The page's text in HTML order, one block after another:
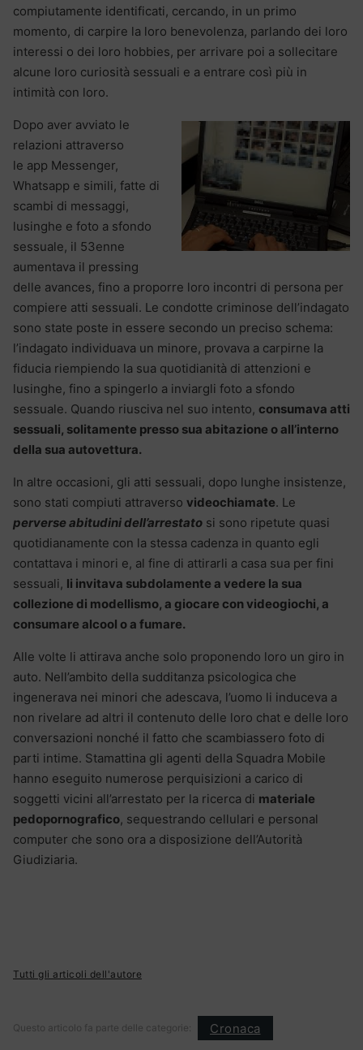
compiutamente identificati, cercando, in un primo
momento, di carpire la loro benevolenza, parlando dei loro
interessi o dei loro hobbies, per arrivare poi a sollecitare
alcune loro curiosità sessuali e a entrare così più in
intimità con loro.
Dopo aver avviato le
relazioni attraverso
le app Messenger,
Whatsapp e simili, fatte di
scambi di messaggi,
lusinghe e foto a sfondo
sessuale, il 53enne
aumentava il pressing
delle avances, fino a proporre loro incontri di persona per
compiere atti sessuali. Le condotte criminose dell’indagato
sono state poste in essere secondo un preciso schema:
l’indagato individuava un minore, provava a carpirne la
fiducia riempiendo la sua quotidianità di attenzioni e
lusinghe, fino a spingerlo a inviargli foto a sfondo
sessuale. Quando riusciva nel suo intento, consumava atti
sessuali, solitamente presso sua abitazione o all’interno
della sua autovettura.
In altre occasioni, gli atti sessuali, dopo lunghe insistenze,
sono stati compiuti attraverso videochiamate. Le
perverse abitudini dell’arrestato si sono ripetute quasi
quotidianamente con la stessa cadenza in quanto egli
contattava i minori e, al fine di attirarli a casa sua per fini
sessuali, li invitava subdolamente a vedere la sua
collezione di modellismo, a giocare con videogiochi, a
consumare alcool o a fumare.
Alle volte li attirava anche solo proponendo loro un giro in
auto. Nell’ambito della sudditanza psicologica che
ingenerava nei minori che adescava, l’uomo li induceva a
non rivelare ad altri il contenuto delle loro chat e delle loro
conversazioni nonché il fatto che scambiassero foto di
parti intime. Stamattina gli agenti della Squadra Mobile
hanno eseguito numerose perquisizioni a carico di
soggetti vicini all’arrestato per la ricerca di materiale
pedopornografico, sequestrando cellulari e personal
computer che sono ora a disposizione dell’Autorità
Giudiziaria.
Tutti gli articoli dell'autore
Questo articolo fa parte delle categorie: Cronaca